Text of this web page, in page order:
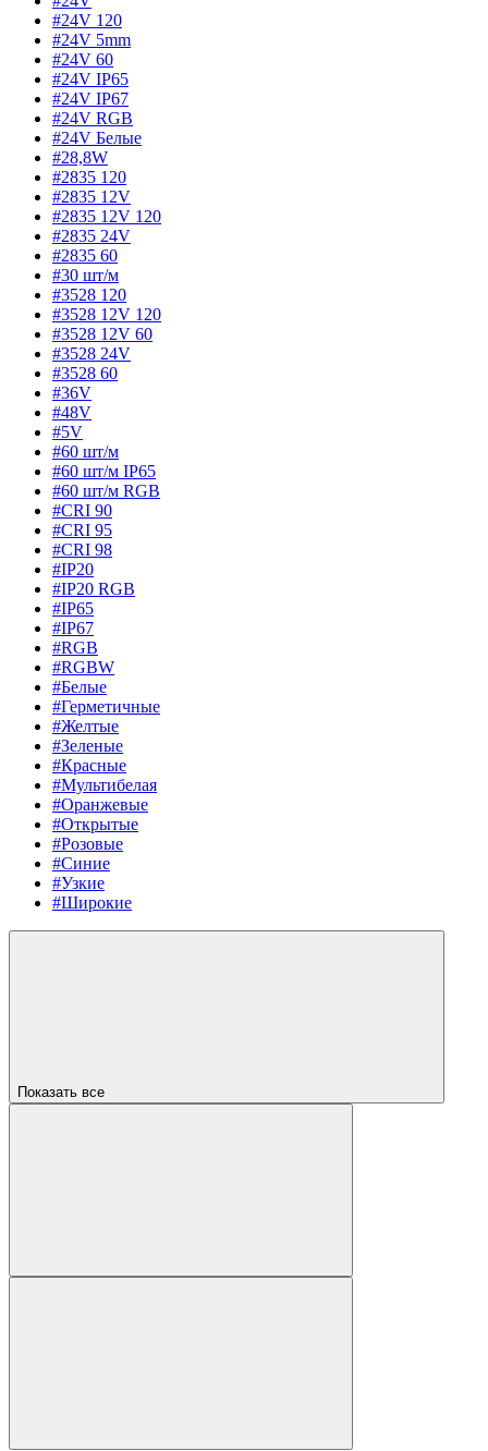
#24V 120
#24V 5mm
#24V 60
#24V IP65
#24V IP67
#24V RGB
#24V Белые
#28,8W
#2835 120
#2835 12V
#2835 12V 120
#2835 24V
#2835 60
#30 шт/м
#3528 120
#3528 12V 120
#3528 12V 60
#3528 24V
#3528 60
#36V
#48V
#5V
#60 шт/м
#60 шт/м IP65
#60 шт/м RGB
#CRI 90
#CRI 95
#CRI 98
#IP20
#IP20 RGB
#IP65
#IP67
#RGB
#RGBW
#Белые
#Герметичные
#Желтые
#Зеленые
#Красные
#Мультибелая
#Оранжевые
#Открытые
#Розовые
#Синие
#Узкие
#Широкие
Показать все